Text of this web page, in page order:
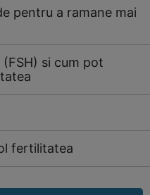
pentru a ramane mai
si cum pot
fertilitatea